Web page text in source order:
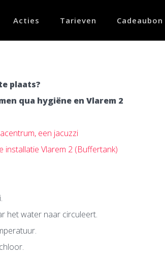
Acties Tarieven Cadeaubon
plaats?
qua hygiëne en Vlarem 2
een jacuzzi
Vlarem 2 (Buffertank)
het water naar circuleert.